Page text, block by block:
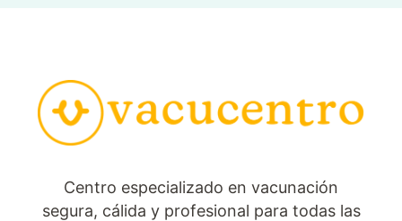
Centro especializado en vacunación
segura, cálida y profesional para todas las